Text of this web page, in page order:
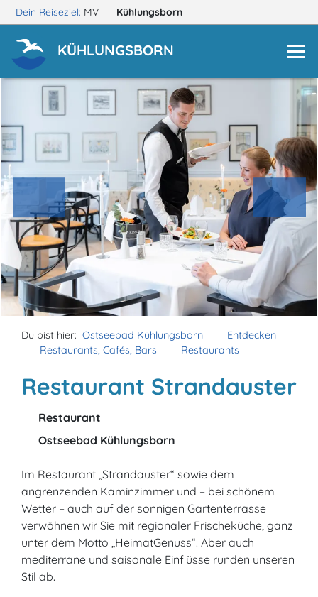
Dein Reiseziel: MV Kühlungsborn
KÜHLUNGSBORN
Du bist hier: Ostseebad Kühlungsborn
Entdecken
Restaurants, Cafés, Bars
Restaurants
Restaurant Strandauster
Restaurant
Ostseebad Kühlungsborn
Im Restaurant „Strandauster“ sowie dem
angrenzenden Kaminzimmer und – bei schönem
Wetter – auch auf der sonnigen Gartenterrasse
verwöhnen wir Sie mit regionaler Frischeküche, ganz
unter dem Motto „HeimatGenuss“. Aber auch
mediterrane und saisonale Einflüsse runden unseren
Stil ab.